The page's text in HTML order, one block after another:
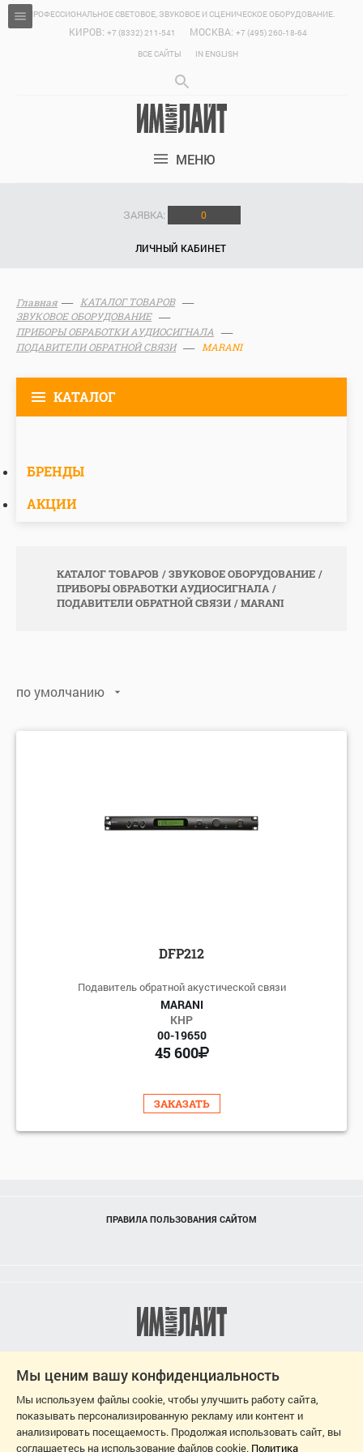
ПРОФЕССИОНАЛЬНОЕ СВЕТОВОЕ, ЗВУКОВОЕ И СЦЕНИЧЕСКОЕ ОБОРУДОВАНИЕ.
КИРОВ: +7 (8332) 211-541 МОСКВА: +7 (495) 260-18-64
ВСЕ САЙТЫ
IN ENGLISH
МЕНЮ
ЗАЯВКА: 0
ЛИЧНЫЙ КАБИНЕТ
Главная
КАТАЛОГ ТОВАРОВ
ЗВУКОВОЕ ОБОРУДОВАНИЕ
ПРИБОРЫ ОБРАБОТКИ АУДИОСИГНАЛА
ПОДАВИТЕЛИ ОБРАТНОЙ СВЯЗИ
MARANI
КАТАЛОГ
БРЕНДЫ
АКЦИИ
КАТАЛОГ ТОВАРОВ
ЗВУКОВОЕ ОБОРУДОВАНИЕ
ПРИБОРЫ ОБРАБОТКИ АУДИОСИГНАЛА
ПОДАВИТЕЛИ ОБРАТНОЙ СВЯЗИ
MARANI
по умолчанию
по цене: возрастанию
DFP212
Подавитель обратной акустической связи
MARANI
КНР
00-19650
45 600
ЗАКАЗАТЬ
ПРАВИЛА ПОЛЬЗОВАНИЯ САЙТОМ
Мы ценим вашу конфиденциальность
Мы используем файлы cookie, чтобы улучшить работу сайта,
показывать персонализированную рекламу или контент и
анализировать посещаемость. Продолжая использовать сайт, вы
соглашаетесь на использование файлов cookie. Политика